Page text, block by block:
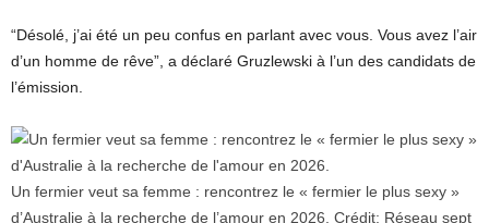
“Désolé, j’ai été un peu confus en parlant avec vous. Vous avez l’air
d’un homme de rêve”, a déclaré Gruzlewski à l’un des candidats de
l’émission.
Un fermier veut sa femme : rencontrez le « fermier le plus sexy »
d’Australie à la recherche de l’amour en 2026. Crédit: Réseau sept